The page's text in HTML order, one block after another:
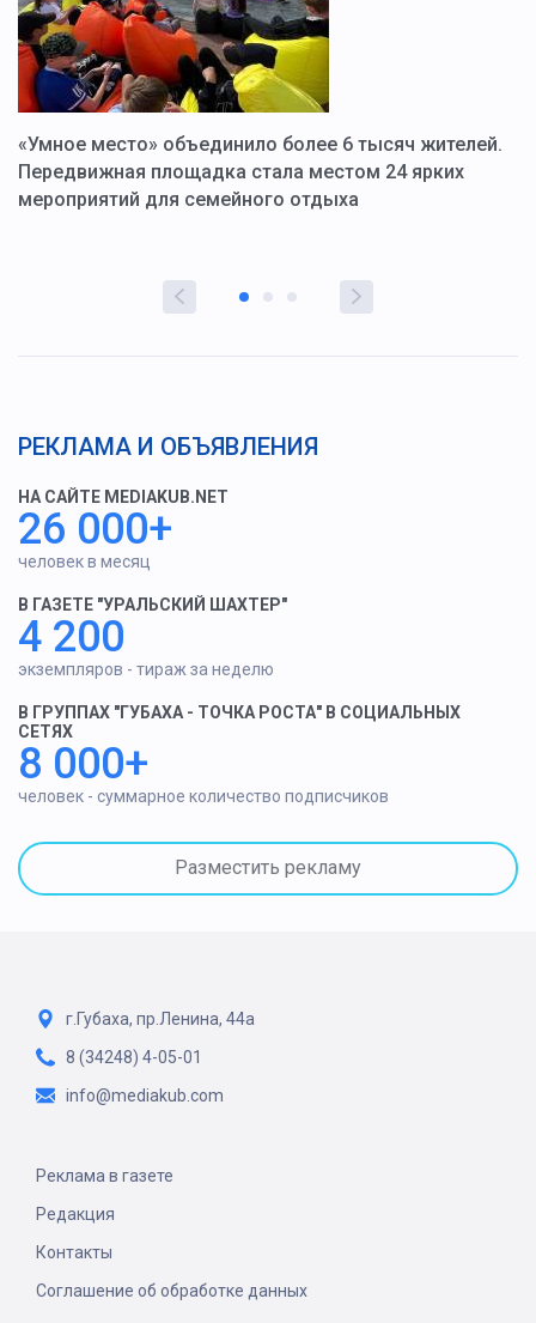
«Умное место» объединило более 6 тысяч жителей.
Передвижная площадка стала местом 24 ярких
мероприятий для семейного отдыха
РЕКЛАМА И ОБЪЯВЛЕНИЯ
НА САЙТЕ MEDIAKUB.NET
26 000+
человек в месяц
В ГАЗЕТЕ "УРАЛЬСКИЙ ШАХТЕР"
4 200
экземпляров - тираж за неделю
В ГРУППАХ "ГУБАХА - ТОЧКА РОСТА" В СОЦИАЛЬНЫХ
СЕТЯХ
8 000+
человек - суммарное количество подписчиков
Разместить рекламу
г.Губаха, пр.Ленина, 44а
8 (34248) 4-05-01
info@mediakub.com
Реклама в газете
Редакция
Контакты
Соглашение об обработке данных